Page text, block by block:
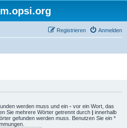
Anmelden
Registrieren
werden muss und ein - vor ein Wort, das
Sie mehrere Wörter getrennt durch | innerhalb
gefunden werden muss. Benutzen Sie ein *